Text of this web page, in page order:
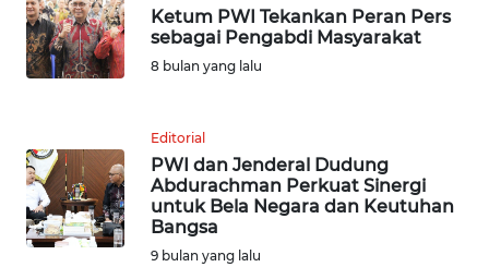
Ketum PWI Tekankan Peran Pers
sebagai Pengabdi Masyarakat
8 bulan yang lalu
Editorial
PWI dan Jenderal Dudung
Abdurachman Perkuat Sinergi
untuk Bela Negara dan Keutuhan
Bangsa
9 bulan yang lalu
SIBER
REDAKSI
DISCLAIMER
Wahana